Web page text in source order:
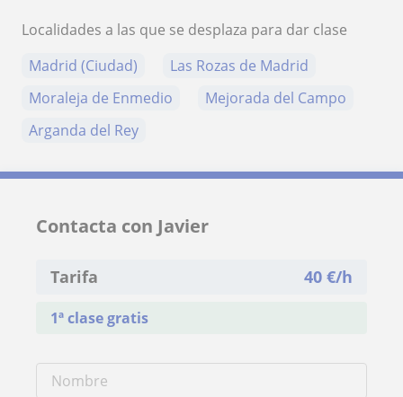
Localidades a las que se desplaza para dar clase
Madrid (Ciudad)
Las Rozas de Madrid
Moraleja de Enmedio
Mejorada del Campo
Arganda del Rey
Contacta con Javier
Tarifa 40 €/h
1ª clase gratis